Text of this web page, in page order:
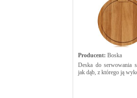
Producent: Boska
Deska do serwowania
jak dąb, z którego ją